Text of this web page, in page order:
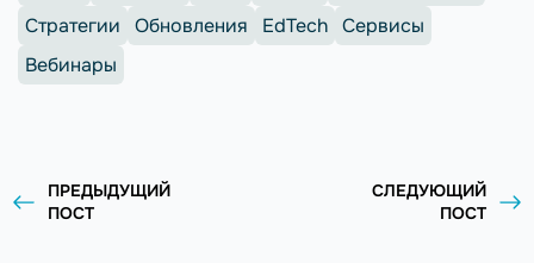
Стратегии
Обновления EdTech Сервисы
Вебинары
ПРЕДЫДУЩИЙ
ПОСТ
СЛЕДУЮЩИЙ
ПОСТ